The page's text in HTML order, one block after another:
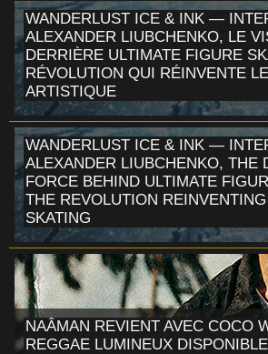
WANDERLUST ICE & INK —
ALEXANDER LIUBCHENKO, LE
DERRIÈRE ULTIMATE FIGURE
RÉVOLUTION QUI RÉINVENTE
ARTISTIQUE
WANDERLUST ICE & INK —
ALEXANDER LIUBCHENKO, THE
FORCE BEHIND ULTIMATE
THE REVOLUTION
SKATING
NAÂMAN REVIENT AVEC COCO
REGGAE LUMINEUX